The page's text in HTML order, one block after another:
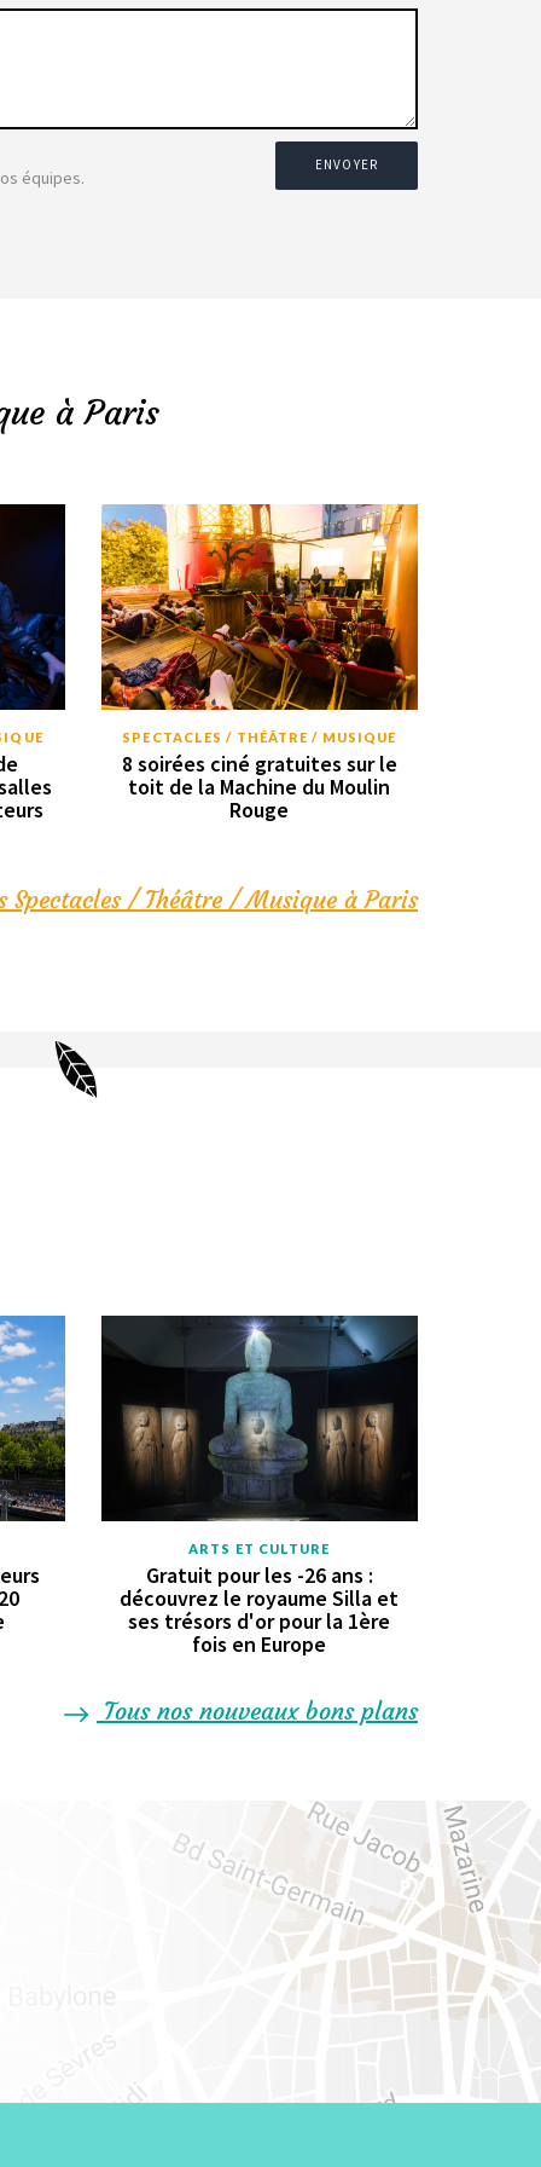
équipes.
ENVOYER
à Paris
SPECTACLES / THÉÂTRE / MUSIQUE
8 soirées ciné gratuites sur le
toit de la Machine du Moulin
Rouge
Spectacles / Théâtre / Musique à Paris
ARTS ET CULTURE
Gratuit pour les -26 ans :
découvrez le royaume Silla et
ses trésors d'or pour la 1ère
fois en Europe
Tous nos nouveaux bons plans